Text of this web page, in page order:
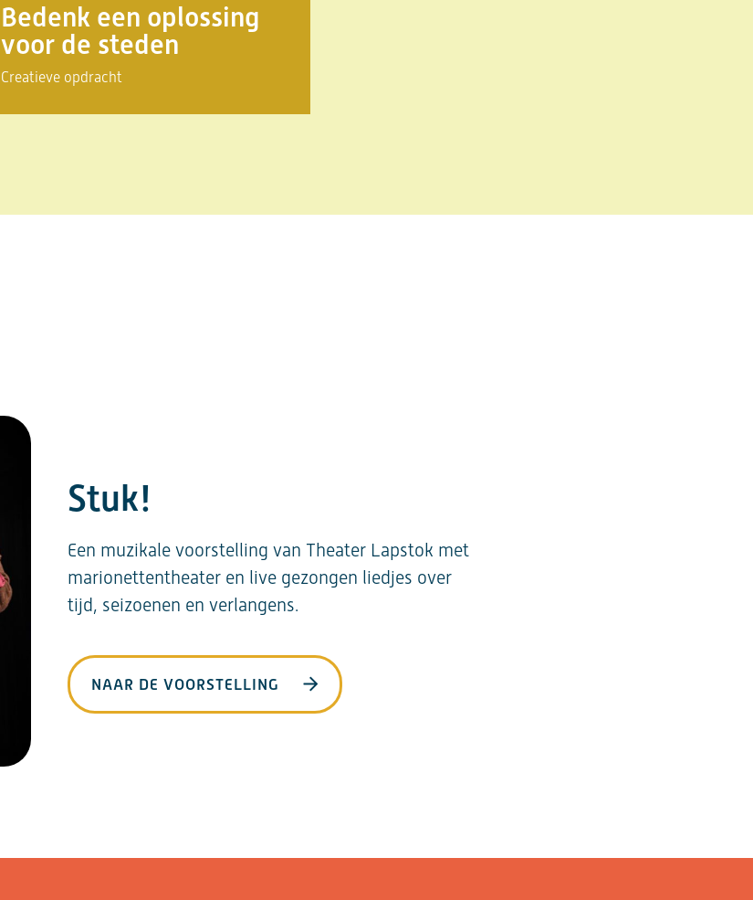
Bedenk een oplossing
voor de steden
Creatieve opdracht
Stuk!
Een muzikale voorstelling van Theater Lapstok met
marionettentheater en live gezongen liedjes over
tijd, seizoenen en verlangens.
NAAR DE VOORSTELLING